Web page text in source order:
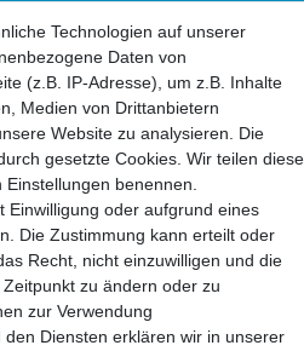
• AGB`s
• Kontakt
Technologien auf unserer
Daten von
(z.B. IP-Adresse), um z.B. Inhalte
Medien von Drittanbietern
Website zu analysieren. Die
gesetzte Cookies. Wir teilen diese
benennen.
Einwilligung oder aufgrund eines
Die Zustimmung kann erteilt oder
Recht, nicht einzuwilligen und die
zu ändern oder zu
zur Verwendung
Diensten erklären wir in unserer